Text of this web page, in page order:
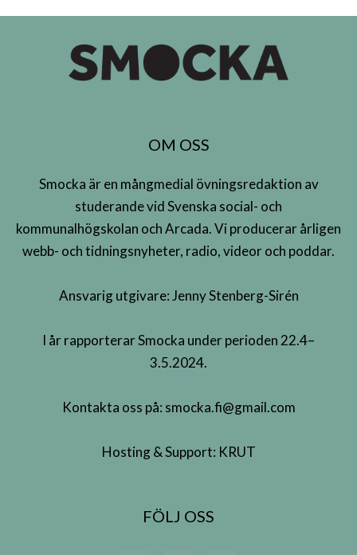
OM OSS
Smocka är en mångmedial övningsredaktion av
studerande vid Svenska social- och
kommunalhögskolan och Arcada. Vi producerar årligen
webb- och tidningsnyheter, radio, videor och poddar.
Ansvarig utgivare: Jenny Stenberg-Sirén
I år rapporterar Smocka under perioden 22.4–
3.5.2024.
Kontakta oss på: smocka.fi@gmail.com
Hosting & Support: KRUT
FÖLJ OSS